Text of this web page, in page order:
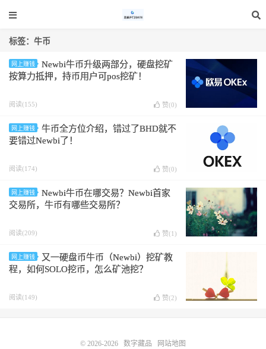
标签：牛币
网上赚钱
Newbi牛币升级两部分，硬盘挖矿
按算力抵押，持币用户可pos挖矿！
阅读(155) 赞(0)
网上赚钱
牛币全方位介绍，错过了BHD就不
要错过Newbi了！
阅读(174) 赞(0)
网上赚钱
Newbi牛币在哪交易？Newbi首家
交易所，牛币有哪些交易所？
阅读(209) 赞(1 )
网上赚钱
又一硬盘币牛币（Newbi）挖矿教
程，如何SOLO挖币，怎么矿池挖？
阅读(149) 赞(2)
© 2026-2026 数字藏品 网站地图